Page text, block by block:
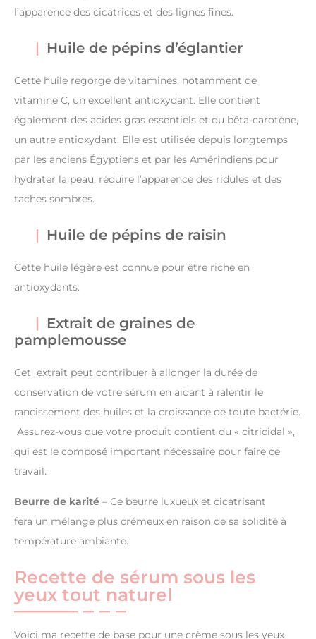
l’apparence des cicatrices et des lignes fines.
Huile de pépins d’églantier
Cette huile regorge de vitamines, notamment de
vitamine C, un excellent antioxydant. Elle contient
également des acides gras essentiels et du bêta-carotène,
un autre antioxydant. Elle est utilisée depuis longtemps
par les anciens Égyptiens et par les Amérindiens pour
hydrater la peau, réduire l’apparence des ridules et des
taches sombres.
Huile de pépins de raisin
Cette huile légère est connue pour être riche en
antioxydants.
Extrait de graines de
pamplemousse
Cet extrait peut contribuer à allonger la durée de
conservation de votre sérum en aidant à ralentir le
rancissement des huiles et la croissance de toute bactérie.
Assurez-vous que votre produit contient du « citricidal »,
qui est le composé important nécessaire pour faire ce
travail.
Beurre de karité – Ce beurre luxueux et cicatrisant
fera un mélange plus crémeux en raison de sa solidité à
température ambiante.
Recette de sérum sous les
yeux tout naturel
Voici ma recette de base pour une crème sous les yeux